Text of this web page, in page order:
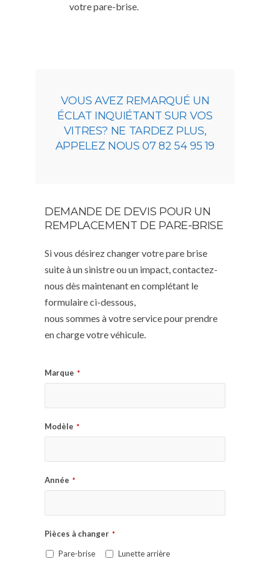
votre pare-brise.
VOUS AVEZ REMARQUÉ UN
ÉCLAT INQUIÉTANT SUR VOS
VITRES? NE TARDEZ PLUS,
APPELEZ NOUS 07 82 54 95 19
DEMANDE DE DEVIS POUR UN
REMPLACEMENT DE PARE-BRISE
Si vous désirez changer votre pare brise
suite à un sinistre ou un impact, contactez-
nous dès maintenant en complétant le
formulaire ci-dessous,
nous sommes à votre service pour prendre
en charge votre véhicule.
Marque *
Modèle *
Année *
Pièces à changer *
Pare-brise Lunette arrière